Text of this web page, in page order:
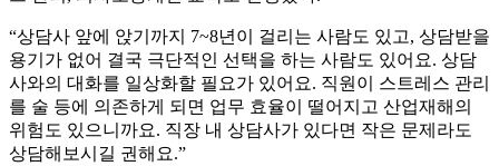
“상담사 앞에 앉기까지 7~8년이 걸리는 사람도 있고, 상담받을
용기가 없어 결국 극단적인 선택을 하는 사람도 있어요. 상담
사와의 대화를 일상화할 필요가 있어요. 직원이 스트레스 관리
를 술 등에 의존하게 되면 업무 효율이 떨어지고 산업재해의
위험도 있으니까요. 직장 내 상담사가 있다면 작은 문제라도
상담해보시길 권해요.”